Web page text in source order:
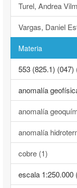
Turel, Andrea
Vargas, Daniel
Materia
553 (825.1) (047)
anomalía
anomalía
anomalía
cobre (1)
escala 1:250.000